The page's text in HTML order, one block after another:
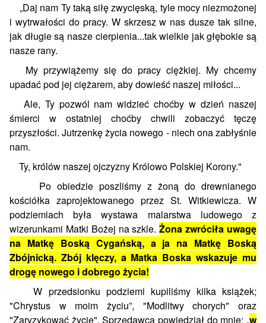
„Daj nam Ty taką siłę zwycięską, tyle mocy niezmożonej
i wytrwałości do pracy. W skrzesz w nas dusze tak silne,
jak długie są nasze cierpienia...tak wielkie jak głębokie są
nasze rany.
My przywiążemy się do pracy ciężkiej. My chcemy
upadać pod jej ciężarem, aby dowieść naszej miłości...
Ale, Ty pozwól nam widzieć choćby w dzień naszej
śmierci w ostatniej choćby chwili zobaczyć tęczę
przyszłości. Jutrzenkę życia nowego - niech ona zabłyśnie
nam.
Ty, królów naszej ojczyzny Królowo Polskiej Korony."
Po obiedzie poszliśmy z żoną do drewnianego
kościółka zaprojektowanego przez St. Witkiewicza. W
podziemiach była wystawa malarstwa ludowego z
wizerunkami Matki Bożej na szkle.Żona zwróciła uwagę
na Matkę Boską Cygańską, a ja na Matkę Boską
Zbójnicką. Zbój klęczy, a Matka Boska wskazuje mu
drogę nowego i dobrego życia!
W przedsionku podziemi kupiliśmy kilka książek;
"Chrystus w moim życiu”, "Modlitwy chorych" oraz
"Zaryzykować życie". Sprzedawca powiedział do mnie; „w